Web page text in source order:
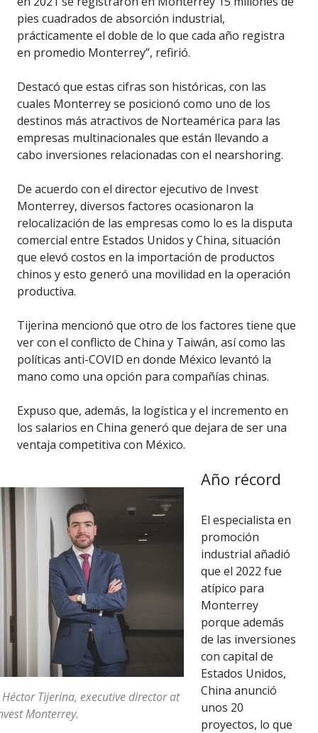
pies cuadrados de absorción industrial,
prácticamente el doble de lo que cada año registra
en promedio Monterrey”, refirió.
Destacó que estas cifras son históricas, con las
cuales Monterrey se posicionó como uno de los
destinos más atractivos de Norteamérica para las
empresas multinacionales que están llevando a
cabo inversiones relacionadas con el nearshoring.
De acuerdo con el director ejecutivo de Invest
Monterrey, diversos factores ocasionaron la
relocalización de las empresas como lo es la disputa
comercial entre Estados Unidos y China, situación
que elevó costos en la importación de productos
chinos y esto generó una movilidad en la operación
productiva.
Tijerina mencionó que otro de los factores tiene que
ver con el conflicto de China y Taiwán, así como las
políticas anti-COVID en donde México levantó la
mano como una opción para compañías chinas.
Expuso que, además, la logística y el incremento en
los salarios en China generó que dejara de ser una
ventaja competitiva con México.
Héctor Tijerina, executive director at
Monterrey.
Año récord
El especialista en
promoción
industrial añadió
que el 2022 fue
atípico para
Monterrey
porque además
de las inversiones
con capital de
Estados Unidos,
China anunció
unos 20
proyectos, lo que